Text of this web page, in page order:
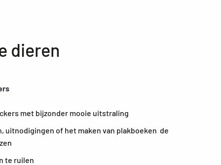
dieren
met bijzonder mooie uitstraling
uitnodigingen of het maken van plakboeken  de
te ruilen